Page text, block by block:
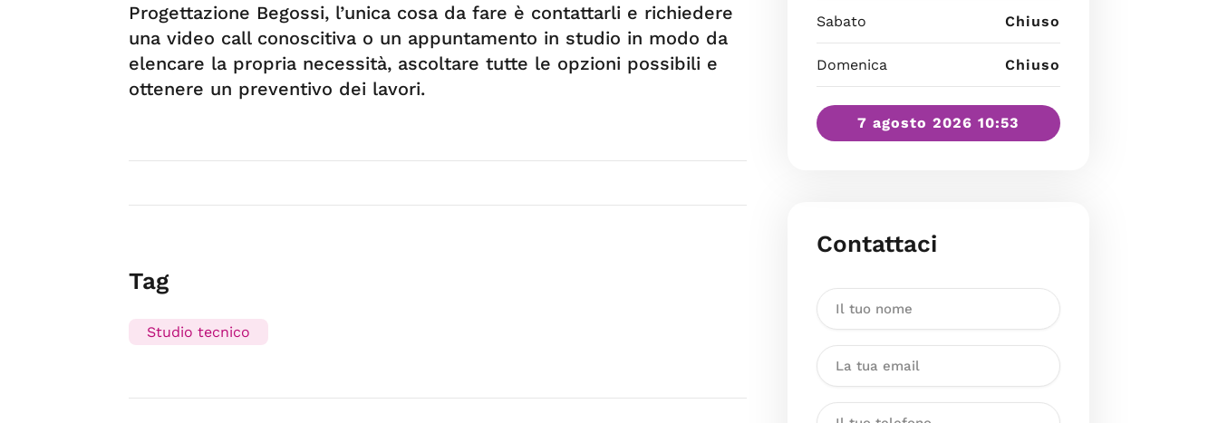
Progettazione Begossi, l’unica cosa da fare è contattarli e richiedere
una video call conoscitiva o un appuntamento in studio in modo da
elencare la propria necessità, ascoltare tutte le opzioni possibili e
ottenere un preventivo dei lavori.
Tag
Studio tecnico
Sabato Chiuso
Domenica Chiuso
7 agosto 2026 10:53
Contattaci